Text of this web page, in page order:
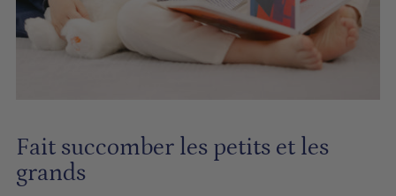
Fait succomber les petits et les
grands